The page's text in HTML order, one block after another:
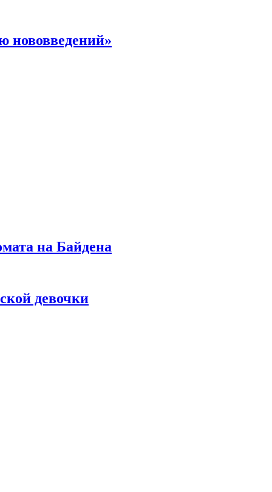
нововведений»
на Байдена
девочки